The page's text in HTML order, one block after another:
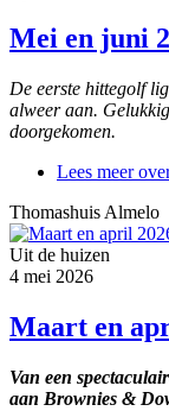
Mei en juni
De eerste hittegolf
alweer aan.
doorgekomen.
Lees meer
Thomashuis Almelo
Uit de huizen
4 mei 2026
Maart en
Van een
aan Brownies &